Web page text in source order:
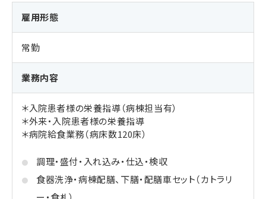
雇用形態
常勤
業務内容
＊入院患者様の栄養指導（病棟担当有）
＊外来・入院患者様の栄養指導
＊病院給食業務（病床数120床）
調理・盛付・入れ込み・仕込・検収
食器洗浄・病棟配膳、下膳・配膳車セット（カトラリ